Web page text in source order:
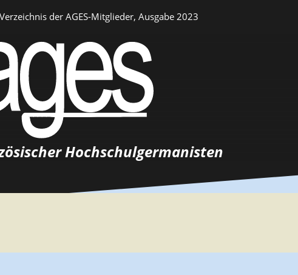
Verzeichnis der AGES-Mitglieder, Ausgabe 2023
Hochschulgermanisten